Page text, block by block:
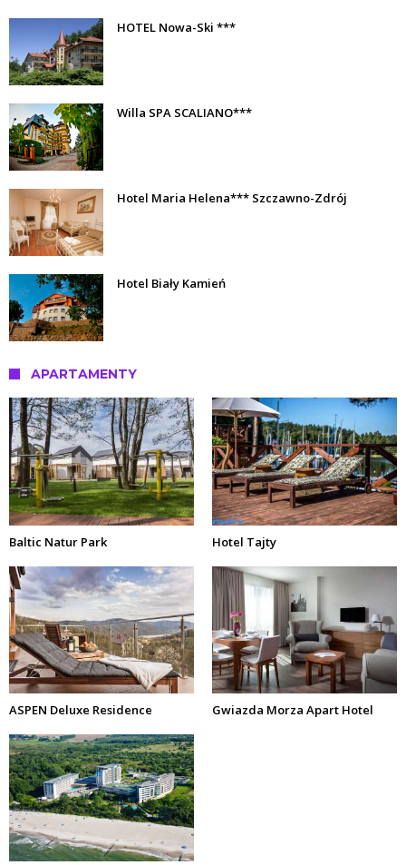
HOTEL Nowa-Ski ***
Willa SPA SCALIANO***
Hotel Maria Helena*** Szczawno-Zdrój
Hotel Biały Kamień
APARTAMENTY
Baltic Natur Park Hotel Tajty
ASPEN Deluxe Residence Gwiazda Morza Apart Hotel